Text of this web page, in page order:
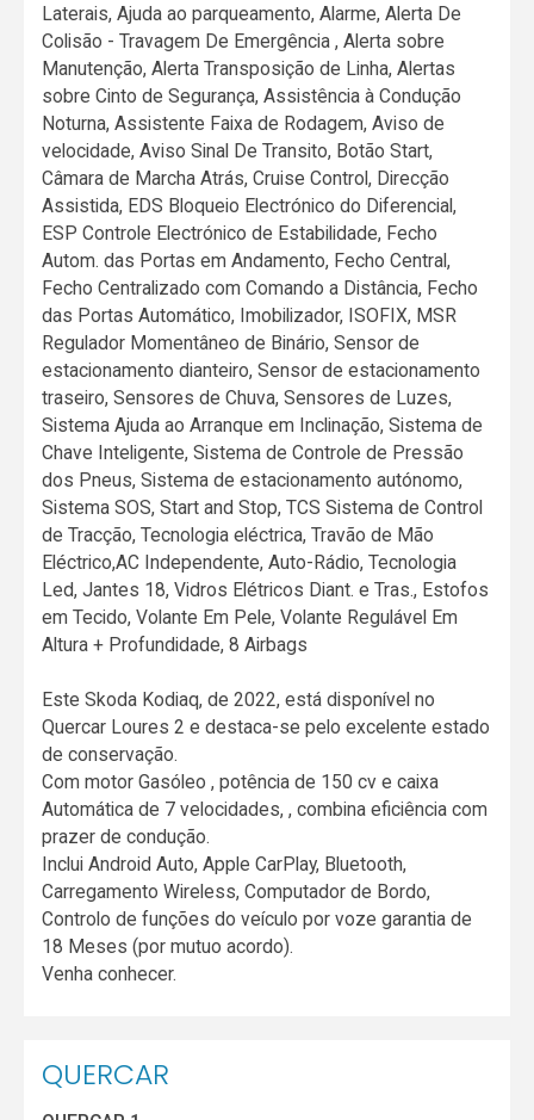
Laterais, Ajuda ao parqueamento, Alarme, Alerta De
Colisão - Travagem De Emergência , Alerta sobre
Manutenção, Alerta Transposição de Linha, Alertas
sobre Cinto de Segurança, Assistência à Condução
Noturna, Assistente Faixa de Rodagem, Aviso de
velocidade, Aviso Sinal De Transito, Botão Start,
Câmara de Marcha Atrás, Cruise Control, Direcção
Assistida, EDS Bloqueio Electrónico do Diferencial,
ESP Controle Electrónico de Estabilidade, Fecho
Autom. das Portas em Andamento, Fecho Central,
Fecho Centralizado com Comando a Distância, Fecho
das Portas Automático, Imobilizador, ISOFIX, MSR
Regulador Momentâneo de Binário, Sensor de
estacionamento dianteiro, Sensor de estacionamento
traseiro, Sensores de Chuva, Sensores de Luzes,
Sistema Ajuda ao Arranque em Inclinação, Sistema de
Chave Inteligente, Sistema de Controle de Pressão
dos Pneus, Sistema de estacionamento autónomo,
Sistema SOS, Start and Stop, TCS Sistema de Control
de Tracção, Tecnologia eléctrica, Travão de Mão
Eléctrico,AC Independente, Auto-Rádio, Tecnologia
Led, Jantes 18, Vidros Elétricos Diant. e Tras., Estofos
em Tecido, Volante Em Pele, Volante Regulável Em
Altura + Profundidade, 8 Airbags
Este Skoda Kodiaq, de 2022, está disponível no
Quercar Loures 2 e destaca-se pelo excelente estado
de conservação.
Com motor Gasóleo , potência de 150 cv e caixa
Automática de 7 velocidades, , combina eficiência com
prazer de condução.
Inclui Android Auto, Apple CarPlay, Bluetooth,
Carregamento Wireless, Computador de Bordo,
Controlo de funções do veículo por voze garantia de
18 Meses (por mutuo acordo).
Venha conhecer.
QUERCAR